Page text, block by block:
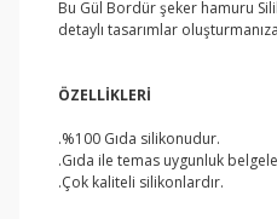
Bu Gül Bordür şeker hamuru
detaylı tasarımlar
ÖZELLİKLERİ
.%100 Gıda silikonudur.
.Gıda ile temas uygunluk
.Çok kaliteli silikonlardır.